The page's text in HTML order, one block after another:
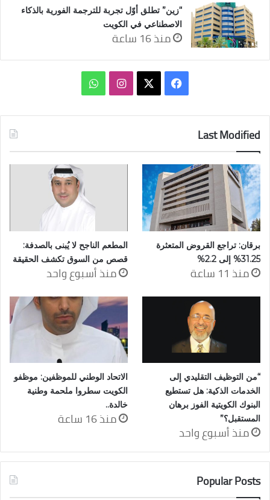
“زين” تطلق أوّل تجربة للترجمة الفورية بالذكاء
الاصطناعي في الكويت
منذ 16 ساعة
فيسبوك انستقرامواتساب
Last Modified
برقان: تراجع القروض المتعثرة
31.25% إلى 2.2%
منذ 11 ساعة
المطعم الناجح لا يُبنى بالصدفة:
قصص من السوق تكشف الحقيقة
منذ أسبوع واحد
“من التوظيف التقليدي إلى
الخدمات الذكية: هل تستطيع
البنوك الكويتية الفوز برهان
المستقبل؟”
منذ أسبوع واحد
الاتحاد الوطني للموظفين: موظفو
الكويت سطروا ملحمة وطنية
خالدة..
منذ 16 ساعة
Popular Posts